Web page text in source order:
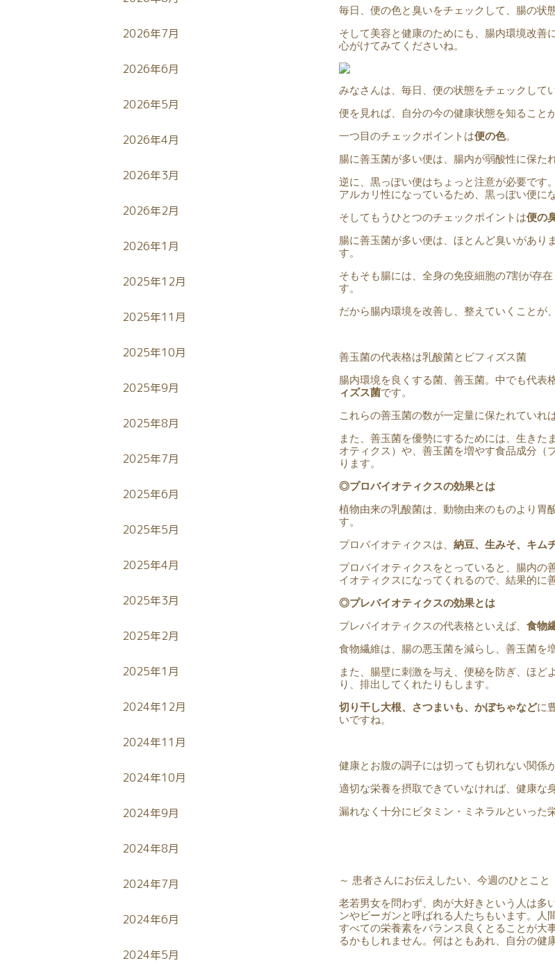
毎日、便の色と臭いをチェックして、腸の状
そして美容と健康のためにも、腸内環境改善
心がけてみてくださいね。
みなさんは、毎日、便の状態をチェックして
便を見れば、自分の今の健康状態を知ること
一つ目のチェックポイントは便の色。
腸に善玉菌が多い便は、腸内が弱酸性に保た
逆に、黒っぽい便はちょっと注意が必要です
アルカリ性になっているため、黒っぽい便に
そしてもうひとつのチェックポイントは便の
腸に善玉菌が多い便は、ほとんど臭いがあり
す。
そもそも腸には、全身の免疫細胞の7割が存
す。
だから腸内環境を改善し、整えていくことが
善玉菌の代表格は乳酸菌とビフィズス菌
腸内環境を良くする菌、善玉菌。中でも代表
ィズス菌です。
これらの善玉菌の数が一定量に保たれていれ
また、善玉菌を優勢にするためには、生きた
オティクス）や、善玉菌を増やす食品成分（
ります。
◎プロバイオティクスの効果とは
植物由来の乳酸菌は、動物由来のものより胃
す。
プロバイオティクスは、 納豆、生みそ、キム
プロバイオティクスをとっていると、腸内の
イオティクスになってくれるので、結果的に
◎プレバイオティクスの効果とは
プレバイオティクスの代表格といえば、 食物
食物繊維は、腸の悪玉菌を減らし、善玉菌を
また、腸壁に刺激を与え、便秘を防ぎ、ほど
り、排出してくれたりもします。
切り干し大根、さつまいも、かぼちゃなどに
いですね。
健康とお腹の調子には切っても切れない関係
適切な栄養を摂取できていなければ、健康な
漏れなく十分にビタミン・ミネラルといった
～ 患者さんにお伝えしたい、今週のひとこと
老若男女を問わず、肉が大好きという人は多
ンやビーガンと呼ばれる人たちもいます。人
すべての栄養素をバランス良くとることが大
るかもしれません。何はともあれ、自分の健
2026年7月
2026年6月
2026年5月
2026年4月
2026年3月
2026年2月
2026年1月
2025年12月
2025年11月
2025年10月
2025年9月
2025年8月
2025年7月
2025年6月
2025年5月
2025年4月
2025年3月
2025年2月
2025年1月
2024年12月
2024年11月
2024年10月
2024年9月
2024年8月
2024年7月
2024年6月
2024年5月